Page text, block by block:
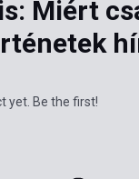
Miért
yet. Be the first!